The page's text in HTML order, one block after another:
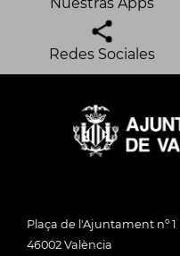
Redes Sociales
Plaça de l'Ajuntament nº 1
46002 València